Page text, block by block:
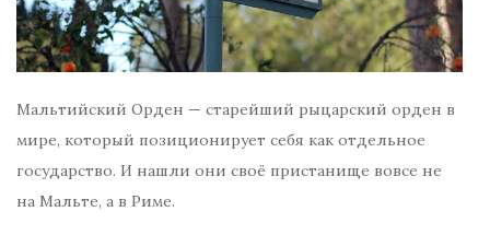
Мальтийский Орден — старейший рыцарский орден в
мире, который позиционирует себя как отдельное
государство. И нашли они своё пристанище вовсе не
на Мальте, а в Риме.